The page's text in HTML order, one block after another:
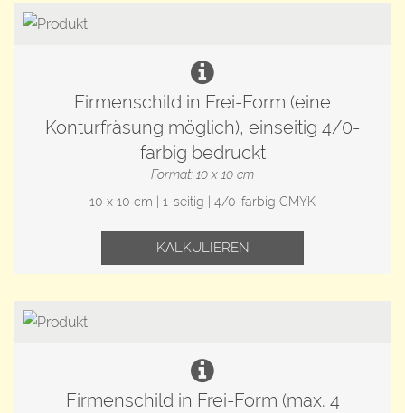
Firmenschild in Frei-Form (eine
Konturfräsung möglich), einseitig 4/0-
farbig bedruckt
Format: 10 x 10 cm
10 x 10 cm | 1-seitig | 4/0-farbig CMYK
KALKULIEREN
Firmenschild in Frei-Form (max. 4